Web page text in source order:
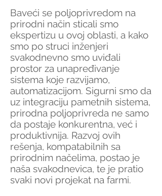
Baveći se poljoprivredom na
prirodni način sticali smo
ekspertizu u ovoj oblasti, a kako
smo po struci inženjeri
svakodnevno smo uviđali
prostor za unapređivanje
sistema koje razvijamo,
automatizacijom. Sigurni smo da
uz integraciju pametnih sistema,
prirodna poljoprivreda ne samo
da postaje konkurentna, već i
produktivnija. Razvoj ovih
rešenja, kompatabilnih sa
prirodnim načelima, postao je
naša svakodnevica, te je pratio
svaki novi projekat na farmi.